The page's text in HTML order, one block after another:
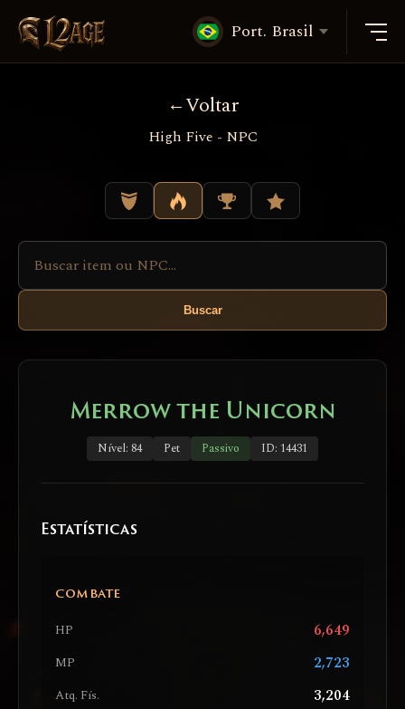
Port. Brasil
Voltar
High Five - NPC
Buscar
Merrow the Unicorn
Nível: 84 Pet Passivo ID: 14431
Estatísticas
COMBATE
HP 6,649
MP 2,723
Atq. Fís. 3,204